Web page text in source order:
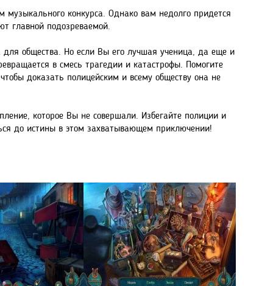
музыкального конкурса. Однако вам недолго придется
главной подозреваемой.
для общества. Но если Вы его лучшая ученица, да еще и
в смесь трагедии и катастрофы. Помогите
доказать полицейским и всему обществу она не
которое Вы не совершали. Избегайте полиции и
до истины в этом захватывающем приключении!